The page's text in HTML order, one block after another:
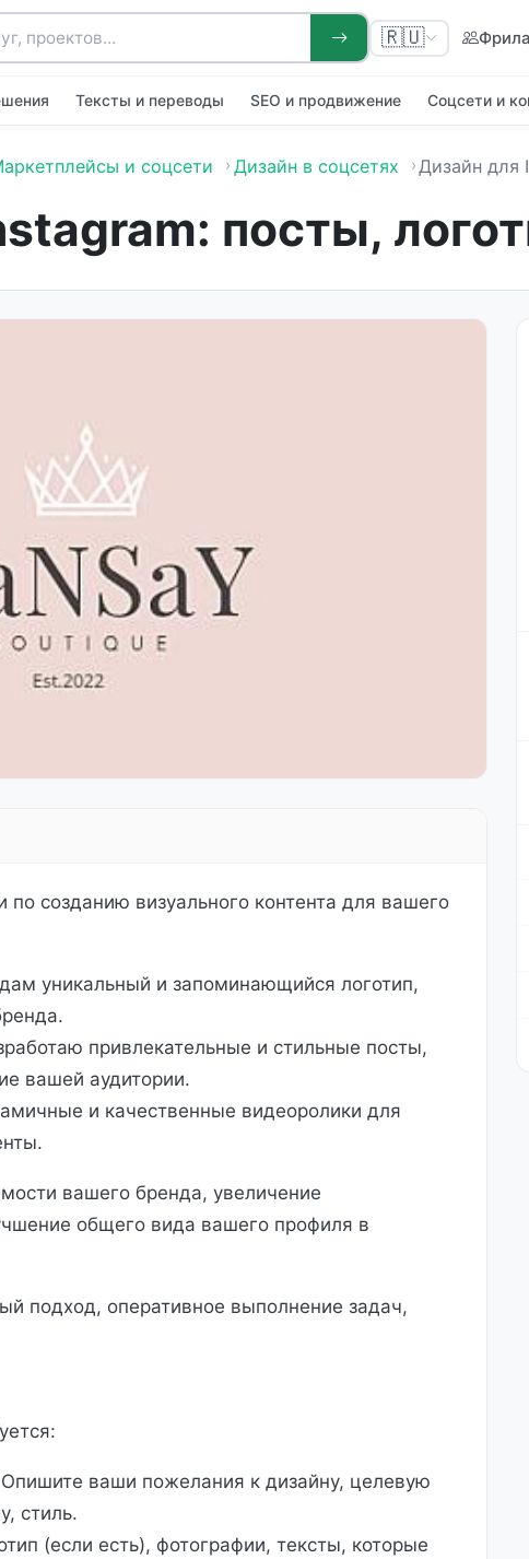
🇷🇺
Тексты и переводы SEO и продвижение Соцсети и
и соцсети Дизайн в соцсетях Дизайн для Instagram:
посты,
созданию визуального контента для вашего
уникальный и запоминающийся логотип,
привлекательные и стильные посты,
вашей аудитории.
и качественные видеоролики для
вашего бренда, увеличение
общего вида вашего профиля в
подход, оперативное выполнение задач,
Опишите ваши пожелания к дизайну, целевую
стиль.
(если есть), фотографии, тексты, которые